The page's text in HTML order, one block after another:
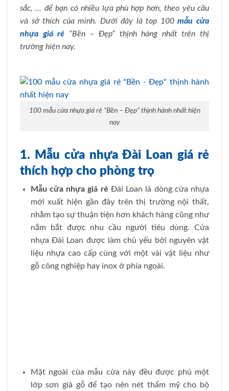
sắc, … để bạn có nhiều lựa phù hợp hơn, theo yêu cầu
và sở thích của mình. Dưới đây là top 100mẫu cửa
nhựa giá rẻ “Bền – Đẹp” thịnh hàng nhất trên thị
trường hiện nay.
100 mẫu cửa nhựa giá rẻ “Bền – Đẹp” thịnh hành nhất hiện
nay
1. Mẫu cửa nhựa Đài Loan giá rẻ
thích hợp cho phòng trọ
Mẫu cửa nhựa giá rẻ Đài Loan là dòng cửa nhựa
mới xuất hiện gần đây trên thị trường nội thất,
nhằm tạo sự thuận tiện hơn khách hàng cũng như
nắm bắt được nhu cầu người tiêu dùng. Cửa
nhựa Đài Loan được làm chủ yếu bởi nguyên vật
liệu nhựa cao cấp cùng với một vài vật liệu như
gỗ công nghiệp hay inox ở phía ngoài.
Mặt ngoài của mẫu cửa này đều được phủ một
lớp sơn giả gỗ để tạo nên nét thẩm mỹ cho bộ